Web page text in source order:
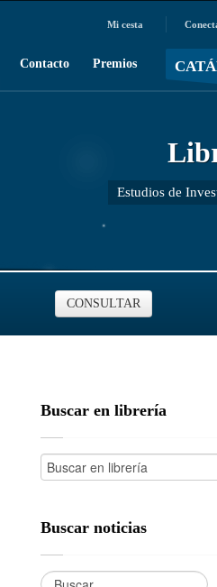
Mi cesta
/
Contacto Premios
Estudios de
CONSULTAR
Buscar en librería
Buscar noticias